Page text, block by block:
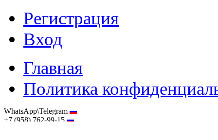
Регистрация
Вход
Главная
Политика
WhatsApp\Telegram
+7 (958) 762-99-15